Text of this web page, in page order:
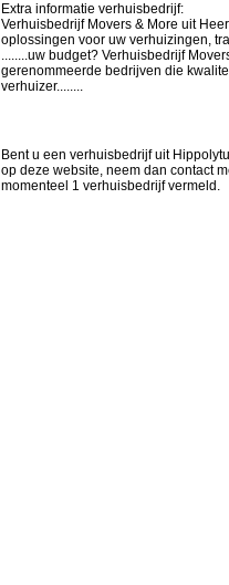
Extra informatie verhuisbedrijf:
Verhuisbedrijf Movers & More uit
oplossingen voor uw verhuizingen,
........uw budget? Verhuisbedrijf
gerenommeerde bedrijven die
verhuizer........
Bent u een verhuisbedrijf uit
op deze website, neem dan contact
momenteel 1 verhuisbedrijf vermeld.